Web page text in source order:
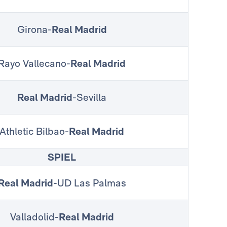
Girona-Real Madrid
Vallecano-Real Madrid
Real Madrid-Sevilla
Athletic Bilbao-Real Madrid
SPIEL
Madrid-UD Las Palmas
Valladolid-Real Madrid